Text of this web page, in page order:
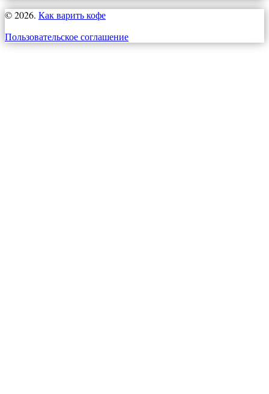
© 2026. Как варить кофе
Пользовательское соглашение